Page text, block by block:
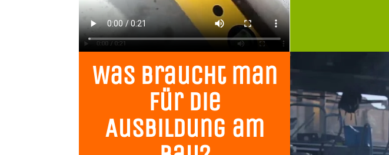
Was braucht man
für die
Ausbildung am